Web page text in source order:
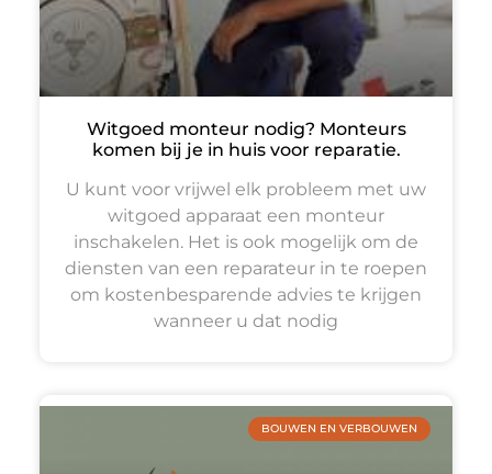
Witgoed monteur nodig? Monteurs
komen bij je in huis voor reparatie.
U kunt voor vrijwel elk probleem met uw
witgoed apparaat een monteur
inschakelen. Het is ook mogelijk om de
diensten van een reparateur in te roepen
om kostenbesparende advies te krijgen
wanneer u dat nodig
BOUWEN EN VERBOUWEN